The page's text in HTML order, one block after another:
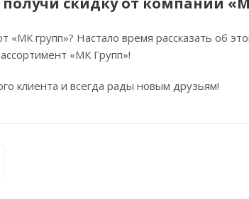
«МК групп»? Настало время рассказать об
«МК Групп»!
клиента и всегда рады новым друзьям!